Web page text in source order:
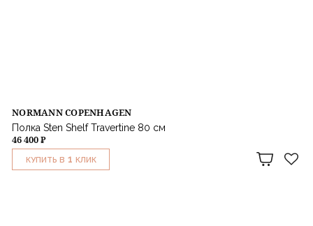
NORMANN COPENHAGEN
Полка Sten Shelf Travertine 80 см
46 400 ₽
КУПИТЬ В 1 КЛИК